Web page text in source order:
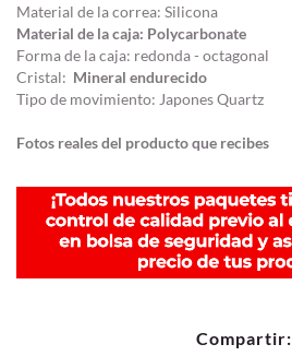
Material de la correa: Silicona
Material de la caja: Polycarbonate
Forma de la caja: redonda - octagonal
Cristal: Mineral endurecido
Tipo de movimiento: Japones Quartz
Fotos reales del producto que recibes
Compartir: